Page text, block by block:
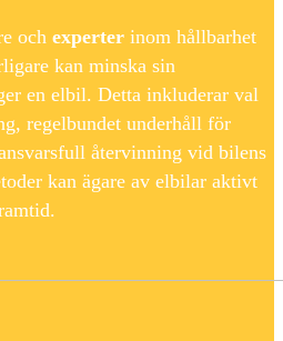
och experter inom hållbarhet
kan minska sin
en elbil. Detta inkluderar val
regelbundet underhåll för
återvinning vid bilens
kan ägare av elbilar aktivt